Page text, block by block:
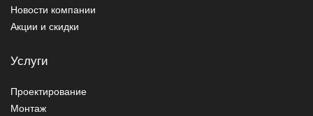
Новости компании
Акции и скидки
Услуги
Проектирование
Монтаж